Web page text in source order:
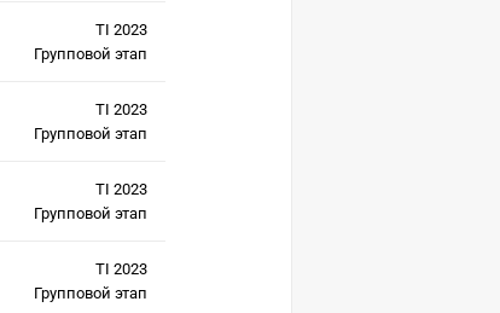
TI 2023
Групповой этап
TI 2023
Групповой этап
TI 2023
Групповой этап
TI 2023
Групповой этап